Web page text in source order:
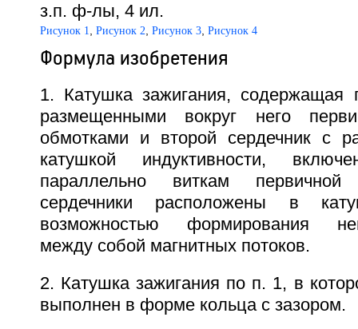
з.п. ф-лы, 4 ил.
Рисунок 1 Рисунок 2 Рисунок 3, Рисунок 4
Формула изобретения
1. Катушка зажигания, содержащая
размещенными вокруг него
обмотками и второй сердечник с
катушкой индуктивности,
параллельно виткам
сердечники расположены в
возможностью формирования
между собой магнитных потоков.
2. Катушка зажигания по п. 1, в
выполнен в форме кольца с зазором.